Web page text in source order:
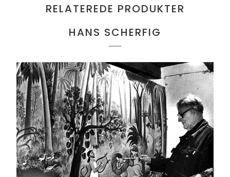
RELATEREDE PRODUKTER
HANS SCHERFIG